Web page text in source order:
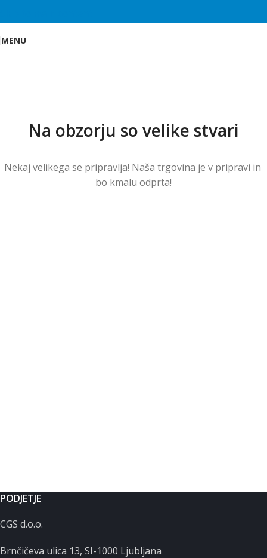
MENU
Na obzorju so velike stvari
Nekaj ​​velikega se pripravlja! Naša trgovina je v pripravi in ​​
bo kmalu odprta!
PODJETJE
CGS d.o.o.
Brnčičeva ulica 13, SI-1000 Ljubljana